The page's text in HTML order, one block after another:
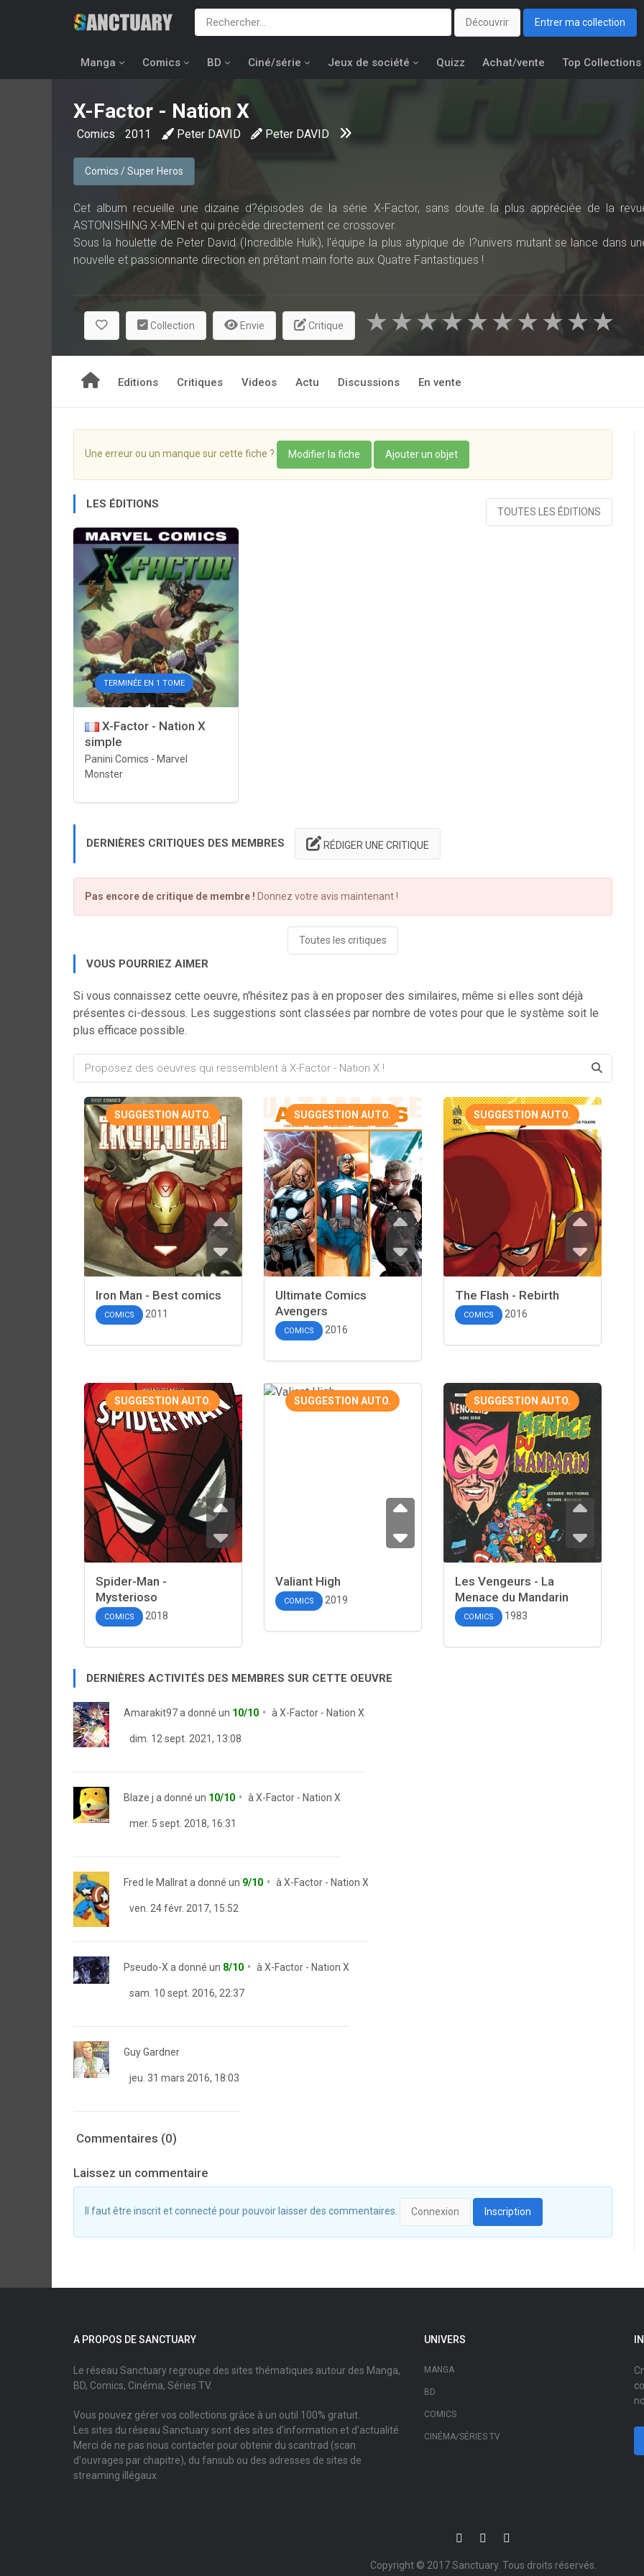
Découvrir Entrer ma collection
Manga Comics BD Ciné/série Jeux de société Quizz Achat/vente Top Collections
X-Factor - Nation X
Comics 2011 Peter DAVID Peter DAVID
Comics / Super Heros
Cet album recueille une dizaine d?épisodes de la série X-Factor, sans doute la plus appréciée de la
ASTONISHING X-MEN et qui précède directement ce crossover.
Sous la houlette de Peter David (Incredible Hulk), l'équipe la plus atypique de l?univers mutant se lance dans
nouvelle et passionnante direction en prêtant main forte aux Quatre Fantastiques !
Collection Envie Critique ★
★
★
★
★
★
★
★
★
★
Editions Critiques Videos Actu Discussions En vente
Une erreur ou un manque sur cette fiche ? Modifier la fiche Ajouter un objet
LES ÉDITIONS
TOUTES LES ÉDITIONS
TERMINÉE EN 1 TOME
X-Factor - Nation X
simple
Panini Comics - Marvel
Monster
DERNIÈRES CRITIQUES DES MEMBRES RÉDIGER UNE CRITIQUE
Pas encore de critique de membre ! Donnez votre avis maintenant !
Toutes les critiques
VOUS POURRIEZ AIMER
Si vous connaissez cette oeuvre, n'hésitez pas à en proposer des similaires, même si elles sont déjà
présentes ci-dessous. Les suggestions sont classées par nombre de votes pour que le système soit le
plus efficace possible.
SUGGESTION AUTO.
Iron Man - Best comics
COMICS 2011
SUGGESTION AUTO.
Ultimate Comics
Avengers
COMICS 2016
SUGGESTION AUTO.
The Flash - Rebirth
COMICS 2016
SUGGESTION AUTO.
Spider-Man -
Mysterioso
COMICS 2018
SUGGESTION AUTO.
Valiant High
COMICS 2019
SUGGESTION AUTO.
Les Vengeurs - La
Menace du Mandarin
COMICS 1983
DERNIÈRES ACTIVITÉS DES MEMBRES SUR CETTE OEUVRE
Amarakit97a donné un 10/10 à X-Factor - Nation X
dim. 12 sept. 2021, 13:08
Blaze j a donné un 10/10 à X-Factor - Nation X
mer. 5 sept. 2018, 16:31
Fred le Mallrata donné un 9/10 à X-Factor - Nation X
ven. 24 févr. 2017, 15:52
Pseudo-X a donné un 8/10 à X-Factor - Nation X
sam. 10 sept. 2016, 22:37
Guy Gardner
jeu. 31 mars 2016, 18:03
Commentaires (0)
Laissez un commentaire
Il faut être inscrit et connecté pour pouvoir laisser des commentaires. Connexion Inscription
A PROPOS DE SANCTUARY
Le réseau Sanctuary regroupe des sites thématiques autour des Manga,
BD, Comics, Cinéma, Séries TV.
Vous pouvez gérer vos collections grâce à un outil 100% gratuit.
Les sites du réseau Sanctuary sont des sites d'information et d'actualité.
Merci de ne pas nous contacter pour obtenir du scantrad (scan
d'ouvrages par chapitre), du fansub ou des adresses de sites de
streaming illégaux.
UNIVERS
MANGA
BD
COMICS
CINÉMA/SÉRIES TV
Copyright © 2017Sanctuary. Tous droits réservés.